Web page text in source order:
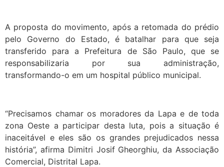
A proposta do movimento, após a retomada do prédio
pelo Governo do Estado, é batalhar para que seja
transferido para a Prefeitura de São Paulo, que se
responsabilizaria por sua administração,
transformando-o em um hospital público municipal.
“Precisamos chamar os moradores da Lapa e de toda
zona Oeste a participar desta luta, pois a situação é
inaceitável e eles são os grandes prejudicados nessa
história”, afirma Dimitri Josif Gheorghiu, da Associação
Comercial, Distrital Lapa.